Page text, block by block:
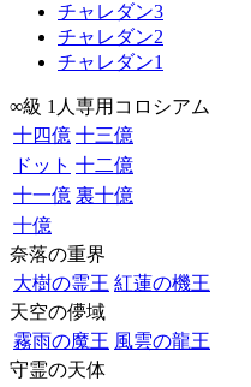
チャレダン3
チャレダン2
チャレダン1
∞級 1人専用コロシアム
十四億 十三億
ドット 十二億
十一億 裏十億
十億
奈落の重界
大樹の霊王 紅蓮の機王
天空の儚域
霧雨の魔王 風雲の龍王
守霊の天体